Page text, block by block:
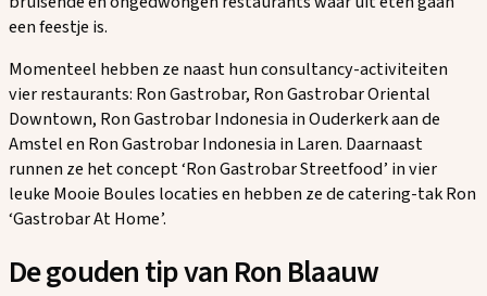
een feestje is.
Momenteel hebben ze naast hun consultancy-activiteiten
vier restaurants: Ron Gastrobar, Ron Gastrobar Oriental
Downtown, Ron Gastrobar Indonesia in Ouderkerk aan de
Amstel en Ron Gastrobar Indonesia in Laren. Daarnaast
runnen ze het concept ‘Ron Gastrobar Streetfood’ in vier
leuke Mooie Boules locaties en hebben ze de catering-tak Ron
‘Gastrobar At Home’.
De gouden tip van Ron Blaauw